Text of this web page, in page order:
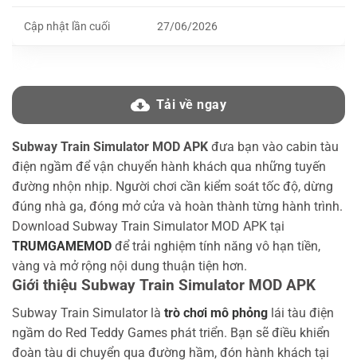
Cập nhật lần cuối 27/06/2026
Tải về ngay
Subway Train Simulator MOD APK đưa bạn vào cabin tàu
điện ngầm để vận chuyển hành khách qua những tuyến
đường nhộn nhịp. Người chơi cần kiểm soát tốc độ, dừng
đúng nhà ga, đóng mở cửa và hoàn thành từng hành trình.
Download Subway Train Simulator MOD APK tại
TRUMGAMEMOD để trải nghiệm tính năng vô hạn tiền,
vàng và mở rộng nội dung thuận tiện hơn.
Giới thiệu Subway Train Simulator MOD APK
Subway Train Simulator là trò chơi mô phỏng lái tàu điện
ngầm do Red Teddy Games phát triển. Bạn sẽ điều khiển
đoàn tàu di chuyển qua đường hầm, đón hành khách tại